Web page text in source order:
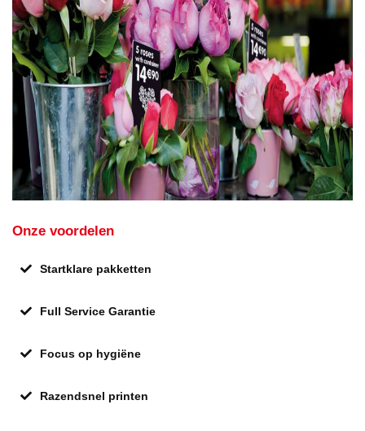
Onze voordelen
Startklare pakketten
Full Service Garantie
Focus op hygiëne
Razendsnel printen